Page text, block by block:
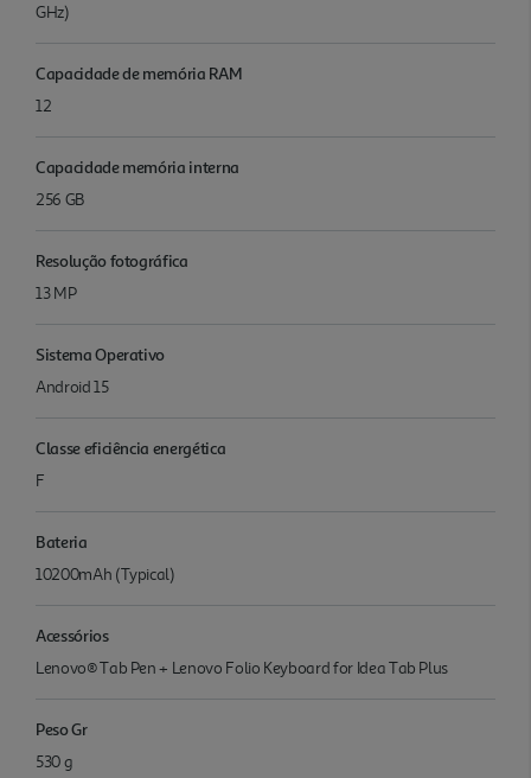
GHz)
Capacidade de memória RAM
12
Capacidade memória interna
256 GB
Resolução fotográfica
13 MP
Sistema Operativo
Android 15
Classe eficiência energética
F
Bateria
10200mAh (Typical)
Acessórios
Lenovo® Tab Pen + Lenovo Folio Keyboard for Idea Tab Plus
Peso Gr
530 g